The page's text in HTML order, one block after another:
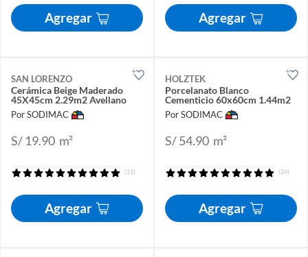
Agregar Agregar
SAN LORENZO
Cerámica Beige Maderado
45X45cm 2.29m2 Avellano
Por SODIMAC
S/ 19.90 m²
(11)
Agregar
HOLZTEK
Porcelanato Blanco
Cementicio 60x60cm 1.44m2
Por SODIMAC
S/ 54.90 m²
(24)
Agregar